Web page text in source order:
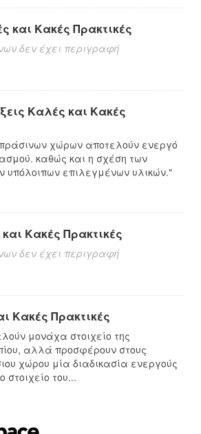
και Κακές Πρακτικές
δεν έχει περιγραφή
Καλές και Κακές
χώρων αποτελούν ενεργό
καθώς και η σχέση των
υπόλοιπων επιλεγμένων υλικών."
Κακές Πρακτικές
δεν έχει περιγραφή
Κακές Πρακτικές
μονάχα στοιχείο της
αλλά προσφέρουν στους
χώρου μία διαδικασία ενεργούς
του...